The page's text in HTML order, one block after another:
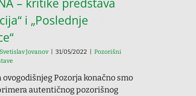
i „Poslednje
Jovanov | 31/05/2022 | Pozorišni
ovogodišnjeg Pozorja konačno smo
autentičnog pozorišnog